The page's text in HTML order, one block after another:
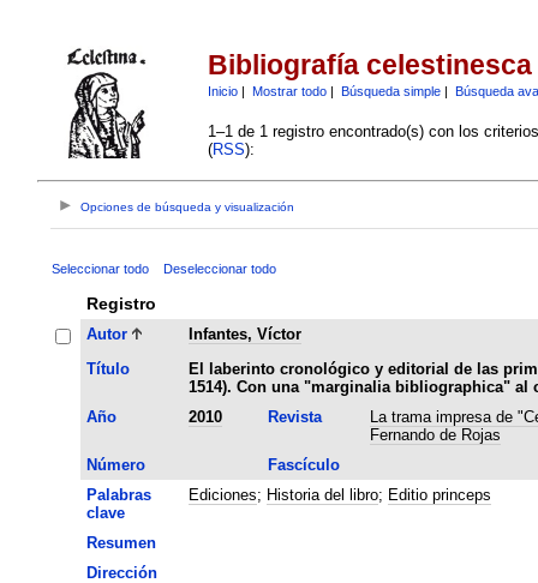
Bibliografía celestinesca
Inicio| Mostrar todo| Búsqueda simple| Búsqueda
1–1 de 1 registro encontrado(s) con los
(RSS):
Opciones de búsqueda y visualización
Seleccionar todo Deseleccionar todo
Registro
Autor
Infantes, Víctor
Título
El laberinto cronológico y editorial de las
1514). Con una "marginalia bibliographica" al
Año
2010 Revista
La trama impresa de
Fernando de Rojas
Número
Fascículo
Palabras
clave
Ediciones; Historia del libro; Editio princeps
Resumen
Dirección